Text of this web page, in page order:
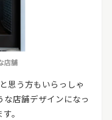
思う方もいらっしゃ
店舗デザインになっ
。